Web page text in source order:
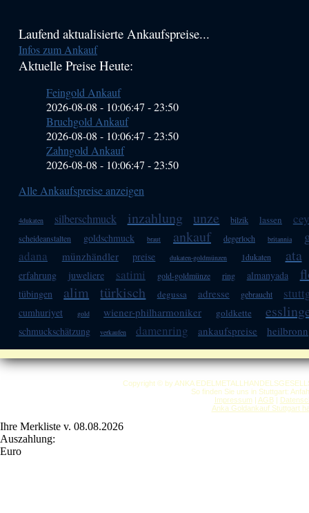
Haupt-
Sidebar
Laufend aktualisierte Ankaufspreise...
Infos zum Ankauf
Aktuelle Preise Heute:
Feingold Ankauf
2026-08-08 - 10:06:47 -23:50
Bruchgold Ankauf
2026-08-08 - 10:06:47 -23:50
Zahngold Ankauf
2026-08-08 - 10:06:47 -23:50
Alle Ankaufspreise anzeigen
4dukaten silberschmuck inzahlung unze bilzik lassen
scheideanstalten goldschmuck braut ankauf degerloch britannia
adana münzhändler preise dukaten-goldmünzen 1dukaten ata
erfahrung juweliere satimi gold-goldmünze ring almanyada
tübingen alim türkisch degussa adresse gebraucht
cumhuriyet gold wiener-philharmoniker goldkette
schmuckschätzung verkaufen damenring ankaufspreise heilbronn
Copyright © by ANKA
So finden Sie uns in Stuttgart:
Impressum| AGB|
Anka Goldankauf Stuttgart
Ihre Merkliste v. 08.08.2026
Auszahlung:
Euro